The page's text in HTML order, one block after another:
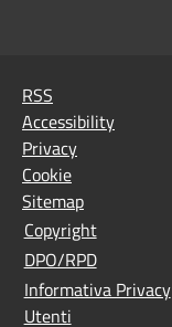
RSS
Accessibility
Privacy
Cookie
Sitemap
Copyright
DPO/RPD
Informativa Privacy
Utenti